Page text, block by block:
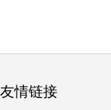
友情链接